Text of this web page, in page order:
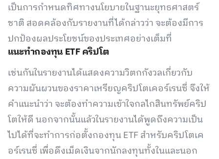
เป็นการกำหนดทิศทางนโยบายในฐานะยุทธศาสตร์
ชาติ สอดคล้องกับรายงานที่ได้กล่าวว่า จะต้องมีการ
ปกป้องผลประโยชน์ของประเทศอย่างเต็มที่
แนะทำกองทุน ETF คริปโต
เช่นกันในรายงานได้แสดงความวิตกกังวลเกี่ยวกับ
ความผันผวนของราคาเหรียญคริปโตเคอร์เรนซี่ จึงให้
คำแนะนำว่า จะต้องทำความเข้าใจกลไกสินทรัพย์คริป
โตให้ดี นอกจากนั้นแล้วในรายงานได้พูดถึงความเป็น
ไปได้ที่จะทำการก่อตั้งกองทุน ETF สำหรับคริปโตเค
อร์เรนซี่ เพื่อดึงเม็ดเงินจากนักลงทุนทั้งในและนอก